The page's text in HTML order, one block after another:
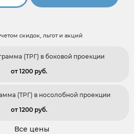
скидок, льгот и акций
(ТРГ) в боковой проекции
от 1200 pуб.
(ТРГ) в носолобной проекции
от 1200 pуб.
Все цены